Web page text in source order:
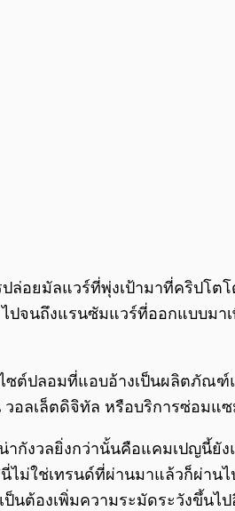
อยมัลแวร์ที่พุ่งเป้ามาที่คริปโตโ
ไปจนถึงแรนซัมแวร์ที่ออกแบบ
ซต์ปลอมที่แอบอ้างเป็นผลิตภัณ
ลเล็ตดิจิทัล หรือบริการซ่อมแซ
กังวลยิ่งกว่านั้นคือแคมเปญนี้ยั
ม่ใช่เทรนด์ที่ผ่านมาแล้วก็ผ่าน
ต้องเพิ่มความระมัดระวังขึ้นไ